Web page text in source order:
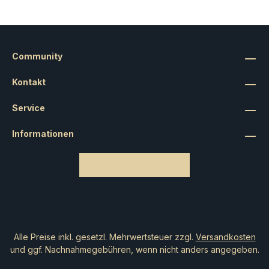
Kontakt
Service
Informationen
Community
Alle Preise inkl. gesetzl. Mehrwertsteuer zzgl. Versandkosten
und ggf. Nachnahmegebühren, wenn nicht anders angegeben.